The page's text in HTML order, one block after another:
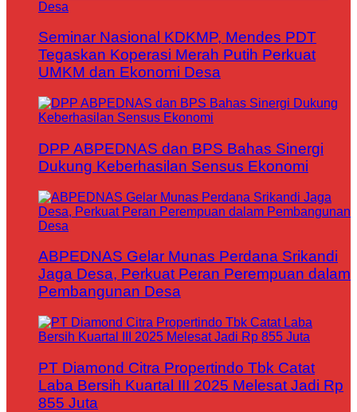
Seminar Nasional KDKMP, Mendes PDT
Tegaskan Koperasi Merah Putih Perkuat
UMKM dan Ekonomi Desa
DPP ABPEDNAS dan BPS Bahas Sinergi
Dukung Keberhasilan Sensus Ekonomi
ABPEDNAS Gelar Munas Perdana Srikandi
Jaga Desa, Perkuat Peran Perempuan dalam
Pembangunan Desa
PT Diamond Citra Propertindo Tbk Catat
Laba Bersih Kuartal III 2025 Melesat Jadi Rp
855 Juta